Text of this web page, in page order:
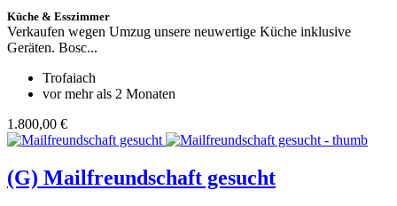
Küche & Esszimmer
Verkaufen wegen Umzug unsere neuwertige Küche inklusive
Geräten. Bosc...
Trofaiach
vor mehr als 2 Monaten
1.800,00 €
(G) Mailfreundschaft gesucht